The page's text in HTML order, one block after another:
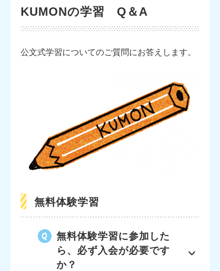
KUMONの学習 Q＆A
公文式学習についてのご質問にお答えします。
無料体験学習
無料体験学習に参加した
ら、必ず入会が必要です
か？